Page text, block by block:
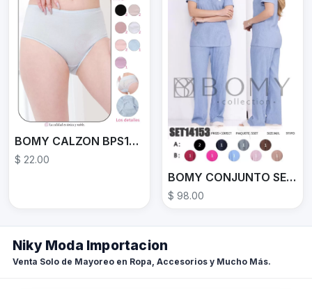
BOMY CALZON BPS13267
$ 22.00
BOMY CONJUNTO SET14153
$ 98.00
Niky Moda Importacion
Venta Solo de Mayoreo en Ropa, Accesorios y Mucho Más.